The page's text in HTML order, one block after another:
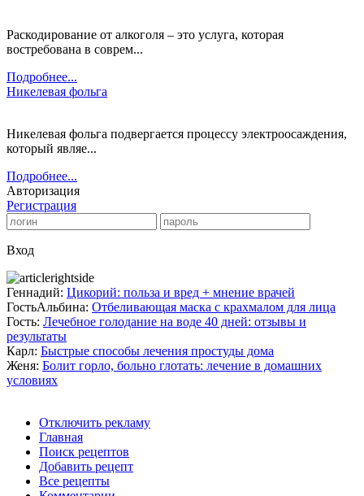
Раскодирование от алкоголя – это услуга, которая
востребована в соврем...
Подробнее...
Никелевая фольга
Никелевая фольга подвергается процессу электроосаждения,
который являе...
Подробнее...
Авторизация
Регистрация
Вход
Геннадий: Цикорий: польза и вред + мнение врачей
ГостьАльбина: Отбеливающая маска с крахмалом для лица
Гость: Лечебное голодание на воде 40 дней: отзывы и
результаты
Карл: Быстрые способы лечения простуды дома
Женя: Болит горло, больно глотать: лечение в домашних
условиях
Отключить рекламу
Главная
Поиск рецептов
Добавить рецепт
Все рецепты